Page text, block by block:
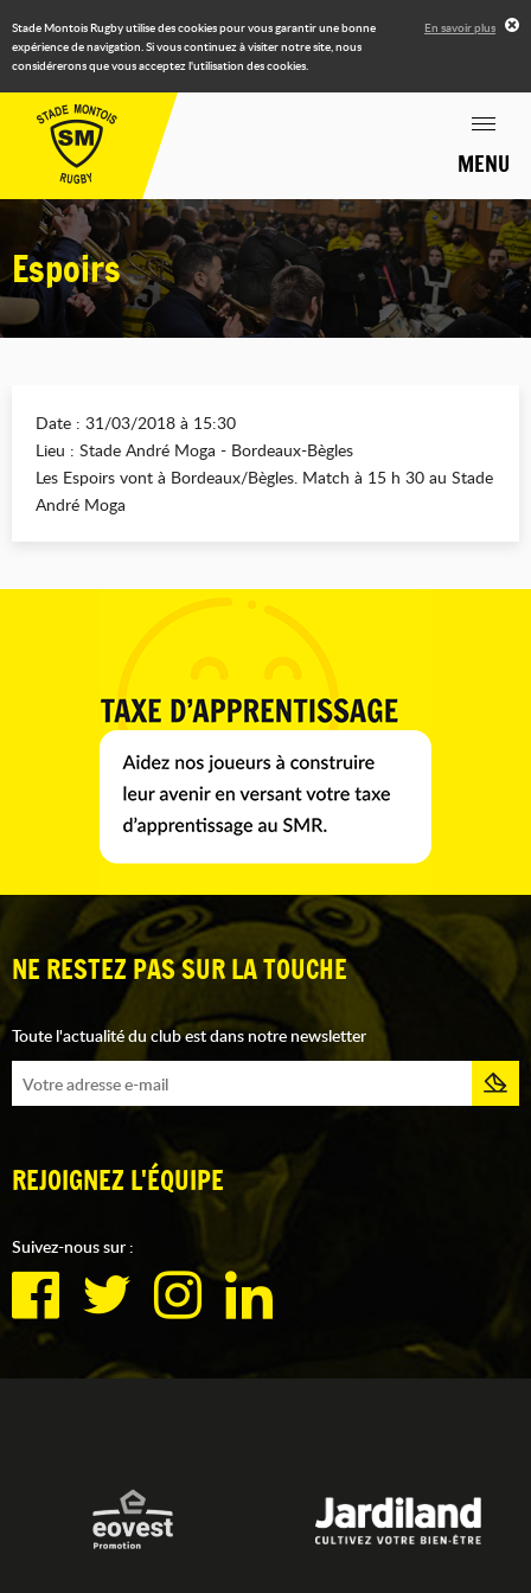
Stade Montois Rugby utilise des cookies pour vous garantir une bonne
expérience de navigation. Si vous continuez à visiter notre site, nous
considérerons que vous acceptez l'utilisation des cookies.
En savoir plus
MENU
Espoirs
Date : 31/03/2018 à 15:30
Lieu : Stade André Moga - Bordeaux-Bègles
Les Espoirs vont à Bordeaux/Bègles. Match à 15 h 30 au Stade
André Moga
NE RESTEZ PAS SUR LA TOUCHE
Toute l'actualité du club est dans notre newsletter
REJOIGNEZ L'ÉQUIPE
Suivez-nous sur :